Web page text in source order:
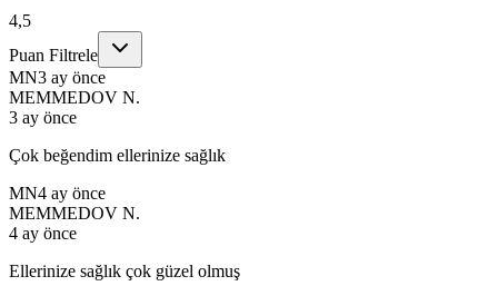
4,5
Puan Filtrele
MN3 ay önce
MEMMEDOV N.
3 ay önce
Çok beğendim ellerinize sağlık
MN4 ay önce
MEMMEDOV N.
4 ay önce
Ellerinize sağlık çok güzel olmuş